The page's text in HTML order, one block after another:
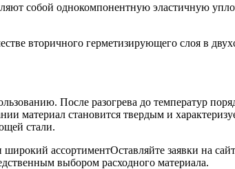
собой однокомпонентную эластичную
вторичного герметизирующего слоя в
После разогрева до температур
материал становится твердым и
стали.
ассортиментОставляйте заявки на
выбором расходного материала.